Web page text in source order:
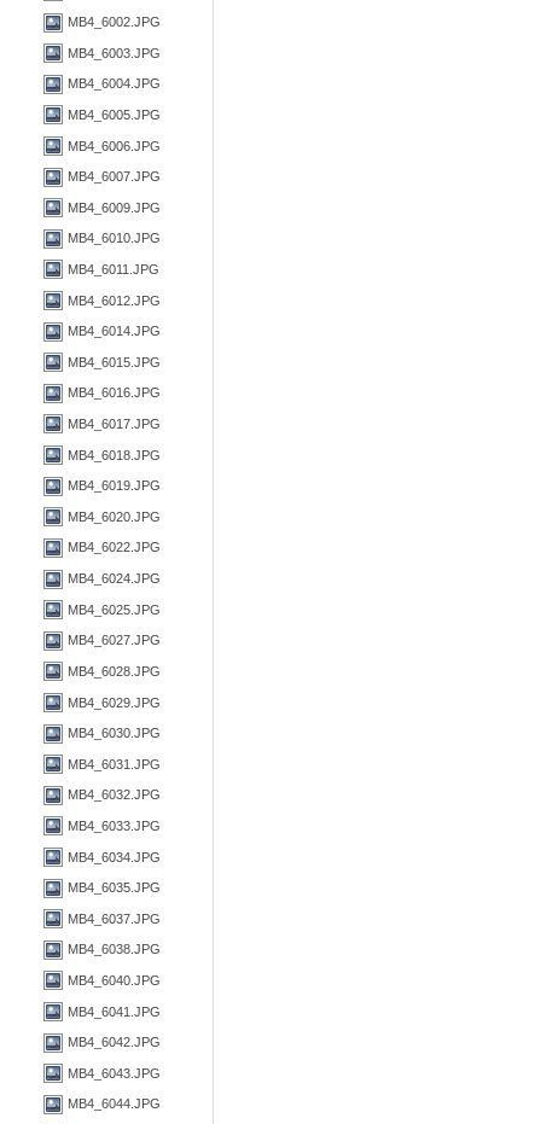
MB4_6002.JPG
MB4_6003.JPG
MB4_6004.JPG
MB4_6005.JPG
MB4_6006.JPG
MB4_6007.JPG
MB4_6009.JPG
MB4_6010.JPG
MB4_6011.JPG
MB4_6012.JPG
MB4_6014.JPG
MB4_6015.JPG
MB4_6016.JPG
MB4_6017.JPG
MB4_6018.JPG
MB4_6019.JPG
MB4_6020.JPG
MB4_6022.JPG
MB4_6024.JPG
MB4_6025.JPG
MB4_6027.JPG
MB4_6028.JPG
MB4_6029.JPG
MB4_6030.JPG
MB4_6031.JPG
MB4_6032.JPG
MB4_6033.JPG
MB4_6034.JPG
MB4_6035.JPG
MB4_6037.JPG
MB4_6038.JPG
MB4_6040.JPG
MB4_6041.JPG
MB4_6042.JPG
MB4_6043.JPG
MB4_6044.JPG